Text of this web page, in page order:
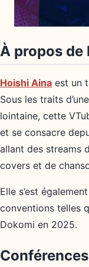
À propos de
Hoishi Aina est un
Sous les traits
lointaine, cette
et se consacre
allant des streams
covers et de
Elle s’est
conventions telles
Dokomi en 2025.
Conférences